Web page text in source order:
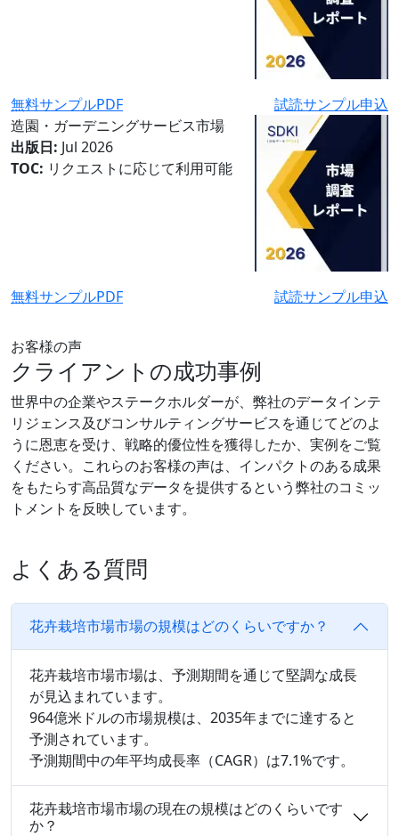
無料サンプルPDF
試読サンプル申込
造園・ガーデニングサービス市場
出版日: Jul 2026
TOC: リクエストに応じて利用可能
無料サンプルPDF 試読サンプル申込
お客様の声
クライアントの成功事例
世界中の企業やステークホルダーが、弊社のデータインテ
リジェンス及びコンサルティングサービスを通じてどのよ
うに恩恵を受け、戦略的優位性を獲得したか、実例をご覧
ください。これらのお客様の声は、インパクトのある成果
をもたらす高品質なデータを提供するという弊社のコミッ
トメントを反映しています。
よくある質問
花卉栽培市場市場の規模はどのくらいですか？
花卉栽培市場市場は、予測期間を通じて堅調な成長
が見込まれています。
964億米ドルの市場規模は、2035年までに達すると
予測されています。
予測期間中の年平均成長率（CAGR）は7.1%です。
花卉栽培市場市場の現在の規模はどのくらいです
か？